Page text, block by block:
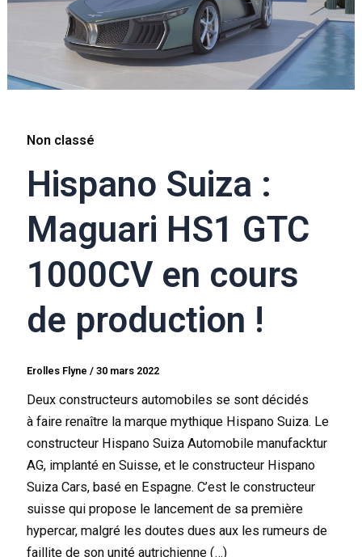
Non classé
Hispano Suiza :
Maguari HS1 GTC
1000CV en cours
de production !
Erolles Flyne/30 mars 2022
Deux constructeurs automobiles se sont décidés
à faire renaître la marque mythique Hispano Suiza. Le
constructeur Hispano Suiza Automobile manufacktur
AG, implanté en Suisse, et le constructeur Hispano
Suiza Cars, basé en Espagne. C’est le constructeur
suisse qui propose le lancement de sa première
hypercar, malgré les doutes dues aux les rumeurs de
faillite de son unité autrichienne (…)